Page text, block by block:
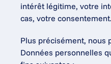
intérêt légitime, votre
cas, votre consentement.
Plus précisément, nous
Données personnelles